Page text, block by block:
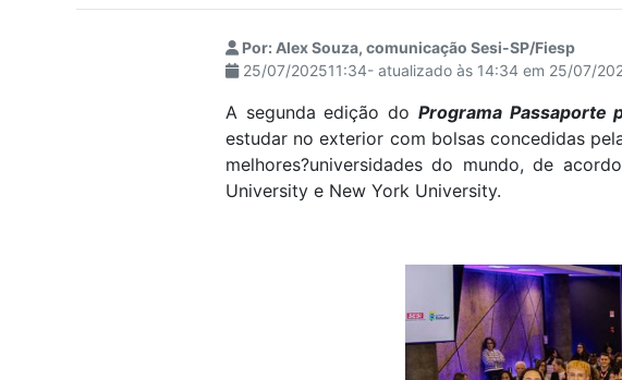
Por: Alex Souza, comunicação Sesi-SP/Fiesp
25/07/202511:34- atualizado às 14:34 em 25/07/
A segunda edição do Programa Passaporte
estudar no exterior com bolsas concedidas
melhores?universidades do mundo, de
University e New York University.